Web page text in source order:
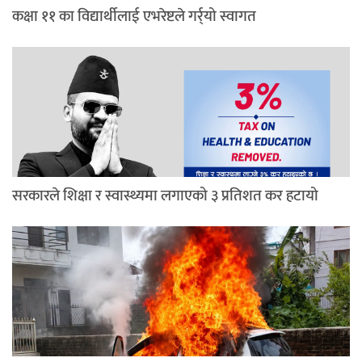
कक्षा ११ का विद्यार्थीलाई एभरेष्टले गर्र्यो स्वागत
सरकारले शिक्षा र स्वास्थ्यमा लगाएको ३ प्रतिशत कर हटायो